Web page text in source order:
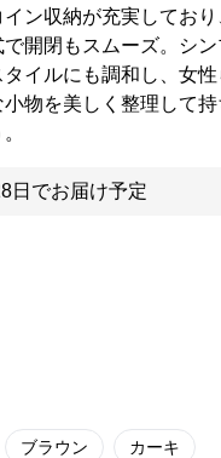
ン収納が充実しており
開閉もスムーズ。シ
イルにも調和し、女性
物を美しく整理して持
日でお届け予定
ブラウン カーキ